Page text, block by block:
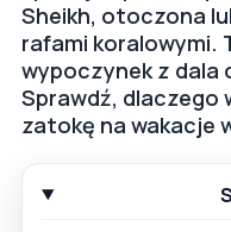
Sheikh, otoczona
rafami koralowymi.
wypoczynek z dala
Sprawdź, dlaczego
zatokę na wakacje